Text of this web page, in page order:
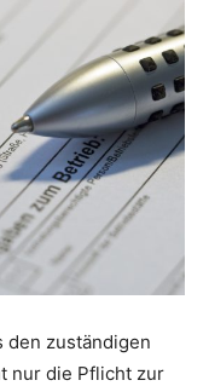
den zuständigen
nur die Pflicht zur